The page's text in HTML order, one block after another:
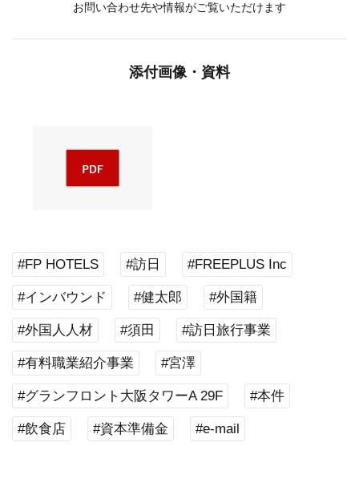
お問い合わせ先や情報がご覧いただけます
添付画像・資料
#FP HOTELS #訪日 #FREEPLUS Inc
#インバウンド #健太郎 #外国籍
#外国人人材 #須田 #訪日旅行事業
#有料職業紹介事業 #宮澤
#グランフロント大阪タワーA 29F #本件
#飲食店 #資本準備金 #e-mail